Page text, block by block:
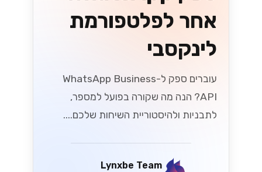
אחר לפלטפורמת
לינקסבי
עוברים ספק ל-WhatsApp Business
API? הנה מה שקורה בפועל למספר,
לתבניות ולהיסטוריית השיחות שלכם....
Lynxbe Team